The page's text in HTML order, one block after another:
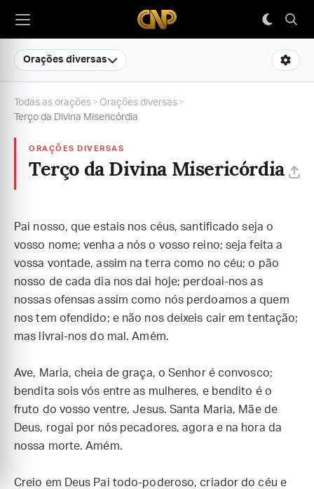
Orações diversas
Todas as orações > Orações diversas >
Terço da Divina Misericórdia
ORAÇÕES DIVERSAS
Terço da Divina Misericórdia
Pai nosso, que estais nos céus, santificado seja o
vosso nome; venha a nós o vosso reino; seja feita a
vossa vontade, assim na terra como no céu; o pão
nosso de cada dia nos dai hoje; perdoai-nos as
nossas ofensas assim como nós perdoamos a quem
nos tem ofendido; e não nos deixeis cair em tentação;
mas livrai-nos do mal. Amém.
Ave, Maria, cheia de graça, o Senhor é convosco;
bendita sois vós entre as mulheres, e bendito é o
fruto do vosso ventre, Jesus. Santa Maria, Mãe de
Deus, rogai por nós pecadores, agora e na hora da
nossa morte. Amém.
Creio em Deus Pai todo-poderoso, criador do céu e